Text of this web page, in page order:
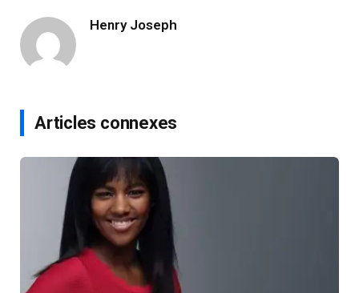
Henry Joseph
Articles connexes